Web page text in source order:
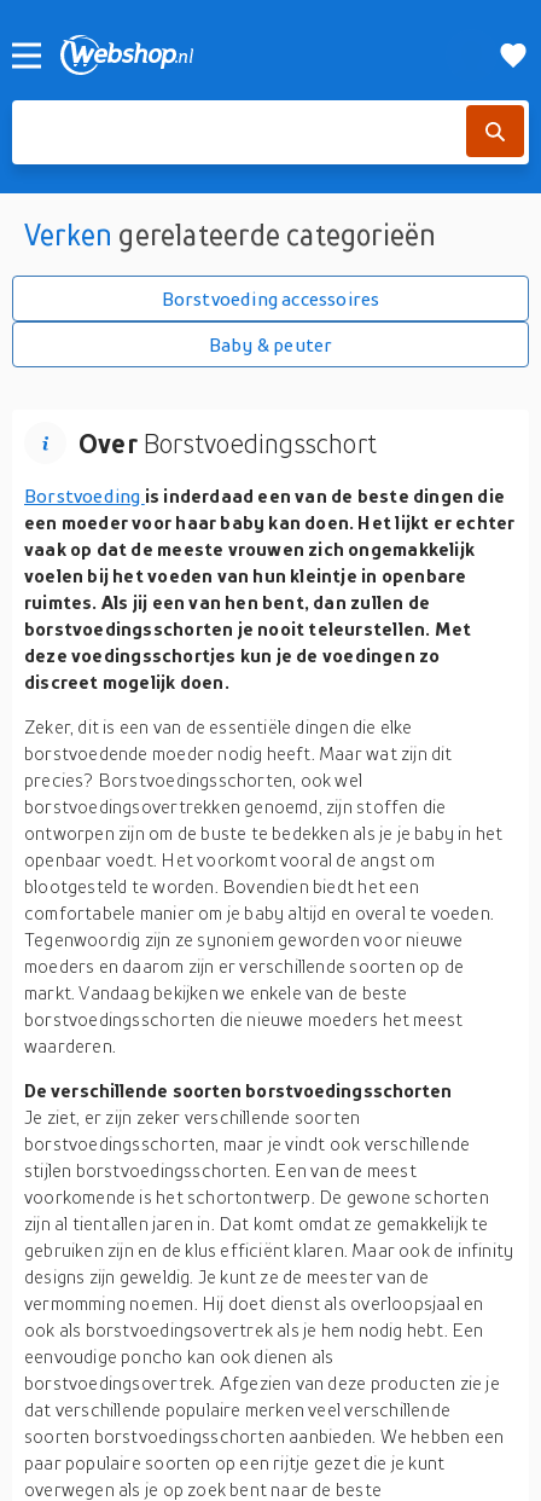
Verken gerelateerde categorieën
Borstvoeding accessoires
Baby & peuter
OverBorstvoedingsschort
Borstvoeding is inderdaad een van de beste dingen die
een moeder voor haar baby kan doen. Het lijkt er echter
vaak op dat de meeste vrouwen zich ongemakkelijk
voelen bij het voeden van hun kleintje in openbare
ruimtes. Als jij een van hen bent, dan zullen de
borstvoedingsschorten je nooit teleurstellen. Met
dezevoedingsschortjes kun je de voedingen zo
discreet mogelijk doen.
Zeker, dit is een van de essentiële dingen die elke
borstvoedende moeder nodig heeft. Maar wat zijn dit
precies? Borstvoedingsschorten, ook wel
borstvoedingsovertrekken genoemd, zijn stoffen die
ontworpen zijn om de buste te bedekken als je je baby in het
openbaar voedt. Het voorkomt vooral de angst om
blootgesteld te worden. Bovendien biedt het een
comfortabele manier om je baby altijd en overal te voeden.
Tegenwoordig zijn ze synoniem geworden voor nieuwe
moeders en daarom zijn er verschillende soorten op de
markt. Vandaag bekijken we enkele van de beste
borstvoedingsschorten die nieuwe moeders het meest
waarderen.
De verschillende soorten borstvoedingsschorten
Je ziet, er zijn zeker verschillende soorten
borstvoedingsschorten, maar je vindt ook verschillende
stijlen borstvoedingsschorten. Een van de meest
voorkomende is het schortontwerp. De gewone schorten
zijn al tientallen jaren in. Dat komt omdat ze gemakkelijk te
gebruiken zijn en de klus efficiënt klaren. Maar ook de infinity
designs zijn geweldig. Je kunt ze de meester van de
vermomming noemen. Hij doet dienst als overloopsjaal en
ook als borstvoedingsovertrek als je hem nodig hebt. Een
eenvoudige poncho kan ook dienen als
borstvoedingsovertrek. Afgezien van deze producten zie je
dat verschillende populaire merken veel verschillende
soorten borstvoedingsschorten aanbieden. We hebben een
paar populaire soorten op een rijtje gezet die je kunt
overwegen als je op zoek bent naar de beste